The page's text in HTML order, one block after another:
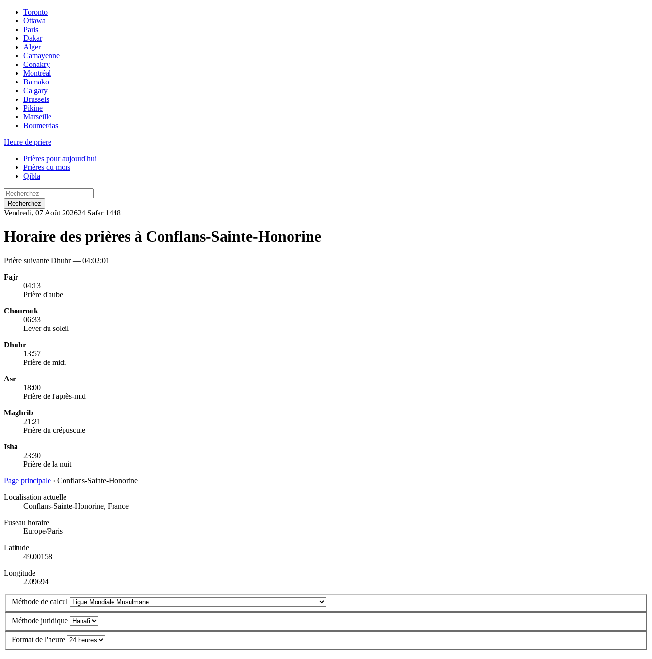
Toronto
Ottawa
Paris
Dakar
Alger
Camayenne
Conakry
Montréal
Bamako
Calgary
Brussels
Pikine
Marseille
Boumerdas
Heure de priere
Prières pour aujourd'hui
Prières du mois
Qibla
Recherchez
Vendredi, 07 Août 202624 Safar 1448
Horaire des prières à Conflans-Sainte-Honorine
Prière suivante Dhuhr — 04:02:01
Fajr
04:13
Prière d'aube
Chourouk
06:33
Lever du soleil
Dhuhr
13:57
Prière de midi
Asr
18:00
Prière de l'après-mid
Maghrib
21:21
Prière du crépuscule
Isha
23:30
Prière de la nuit
Page principale › Conflans-Sainte-Honorine
Localisation actuelle
Conflans-Sainte-Honorine, France
Fuseau horaire
Europe/Paris
Latitude
49.00158
Longitude
2.09694
Méthode de calcul
Méthode juridique
Format de l'heure